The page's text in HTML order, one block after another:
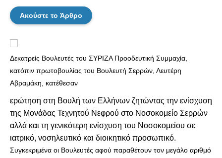
Ακούστε το Άρθρο
Δεκατρείς Βουλευτές του ΣΥΡΙΖΑ Προοδευτική Συμμαχία,
κατόπιν πρωτοβουλίας του Βουλευτή Σερρών, Λευτέρη
Αβραμάκη, κατέθεσαν
ερώτηση στη Βουλή των Ελλήνων ζητώντας την ενίσχυση
της Μονάδας Τεχνητού Νεφρού στο Νοσοκομείο Σερρών
αλλά και τη γενικότερη ενίσχυση του Νοσοκομείου σε
ιατρικό, νοσηλευτικό και διοικητικό προσωπικό.
Συγκεκριμένα οι Βουλευτές αφού παραθέτουν τον μεγάλο αριθμό